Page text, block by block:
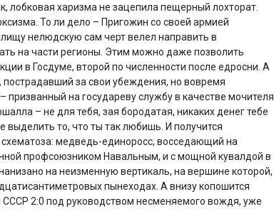
харизма не зацепила пещерный лохторат.
То ли дело – Пригожин со своей армией
нелюдскую сам черт велел направить в
на части регионы. Этим можно даже позволить
в Госдуме, второй по численности после едросни. А
за свои убеждения, но вовремя
призванный на государеву службу в качестве мочителя
– не для тебя, зая бородатая, никаких денег тебе
выделить то, что ты так любишь. И получится
схематоза: медведь-единоросс, восседающий на
профсоюзником Навальным, и с мощной кувалдой в
на неизменную вертикаль, на вершине которой,
пынеходах. А внизу копошится
2:0 под руководством несменяемого вождя, уже